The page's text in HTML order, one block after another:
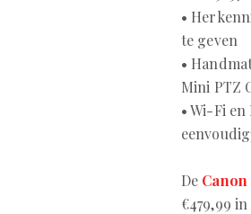
•
te geven
•
Mini PTZ
• Wi-Fi
De
€479,99